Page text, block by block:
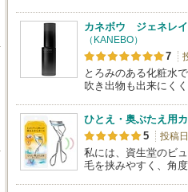
カネボウ ジェネレ
（KANEBO）
7
とろみのある化粧水
吹き出物も出来にく
ひとえ・奥ぶたえ用
5 投稿
私には、資生堂のビ
毛を挟みやすく、角